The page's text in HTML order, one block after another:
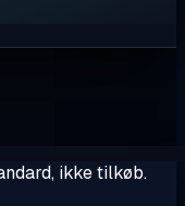
ikke tilkøb.